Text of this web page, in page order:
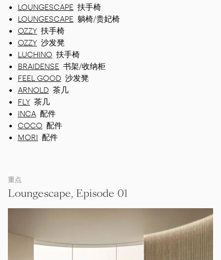
LOUNGESCAPE 扶手椅
LOUNGESCAPE 躺椅/贵妃椅
OZZY 扶手椅
OZZY 沙发凳
LUCHINO 扶手椅
BRAIDENSE 书架/收纳柜
FEEL GOOD 沙发凳
ARNOLD 茶几
FLY 茶几
INCA 配件
COCO 配件
MORI 配件
重点
Loungescape, Episode 01